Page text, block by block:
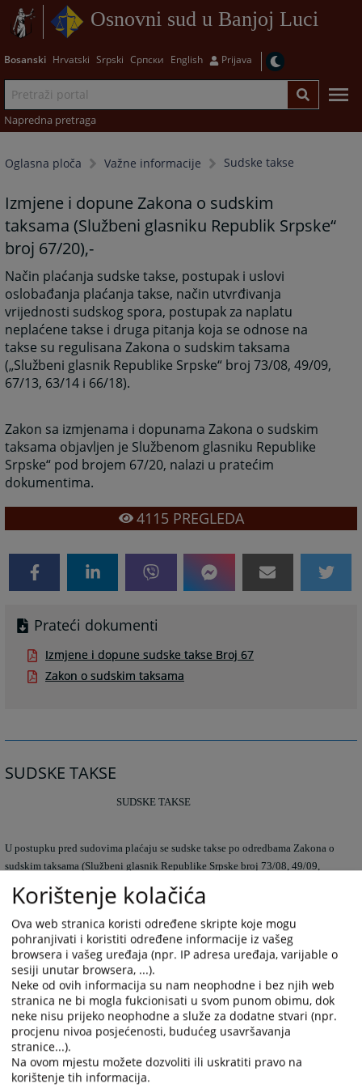
Osnovni sud u Banjoj Luci
Bosanski Hrvatski Srpski Српски English Prijava
Napredna pretraga
Oglasna ploča Važne informacije Sudske takse
Izmjene i dopune Zakona o sudskim
taksama (Službeni glasniku Republik Srpske“
broj 67/20),-
Način plaćanja sudske takse, postupak i uslovi
oslobađanja plaćanja takse, način utvrđivanja
vrijednosti sudskog spora, postupak za naplatu
neplaćene takse i druga pitanja koja se odnose na
takse su regulisana Zakona o sudskim taksama
(„Službeni glasnik Republike Srpske“ broj 73/08, 49/09,
67/13, 63/14 i 66/18).
Zakon sa izmjenama i dopunama Zakona o sudskim
taksama objavljen je Službenom glasniku Republike
Srpske“ pod brojem 67/20, nalazi u pratećim
dokumentima.
4115PREGLEDA
Prateći dokumenti
Izmjene i dopune sudske takse Broj 67
Zakon o sudskim taksama
SUDSKE TAKSE
SUDSKE TAKSE
U postupku pred sudovima plaćaju se sudske takse po odredbama Zakona o
sudskim taksama (Službeni glasnik Republike Srpske broj 73/08, 49/09,
67/13, 63/14 i 66/18), kao i Taksene tarife koja je njegov sastavni dio. Takse
propisane Zakonom o sudskim taksama i Taksenom tarifom plaćaju lica po
čijem zahtjevu ili u čijem interesu se preduzimaju radnje u postupku pred
sudovima. Za podneske i za zapisnike koji zamjenjuju podneske taksu je
dužno da plati lice koje ih podnosi, odnosno lice na čiji zahtjev se sastavlja
zapisnik. Za odluku prvostepenog suda taksu je dužan da plati tužilac,
odnosno predlagač, a za sudsko poravnanje taksu su dužne da plate obje
strane, ukoliko u poravnanju nije drugačije ugovoreno. Za odluku
drugostepenog suda i za odluku po vanrednom pravnom sredstvu, sudsku
taksu je dužan da plati podnosilac žalbe, odnosno lice u čijem interesu je
pokrenut postupak po vanrednom pravnom sredstvu. Uz podnesak (tužba,
prijedlog, pravni lijek i dr.) OBAVEZNO se dostavlja dokaz o plaćenoj taksi.
Korištenje kolačića
Ova web stranica koristi određene skripte koje mogu
pohranjivati i koristiti određene informacije iz vašeg
browsera i vašeg uređaja (npr. IP adresa uređaja, varijable o
sesiji unutar browsera, ...).
Neke od ovih informacija su nam neophodne i bez njih web
stranica ne bi mogla fukcionisati u svom punom obimu, dok
neke nisu prijeko neophodne a služe za dodatne stvari (npr.
procjenu nivoa posjećenosti, budućeg usavršavanja
stranice...).
Na ovom mjestu možete dozvoliti ili uskratiti pravo na
korištenje tih informacija.